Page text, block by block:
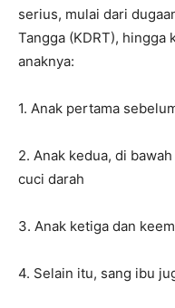
serius, mulai dari
Tangga (KDRT), hingga
anaknya:
1. Anak pertama
2. Anak kedua, di
cuci darah
3. Anak ketiga dan
4. Selain itu, sang ibu